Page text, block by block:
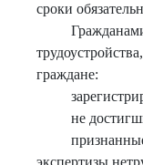
сроки
граждане:
не
экспертизы